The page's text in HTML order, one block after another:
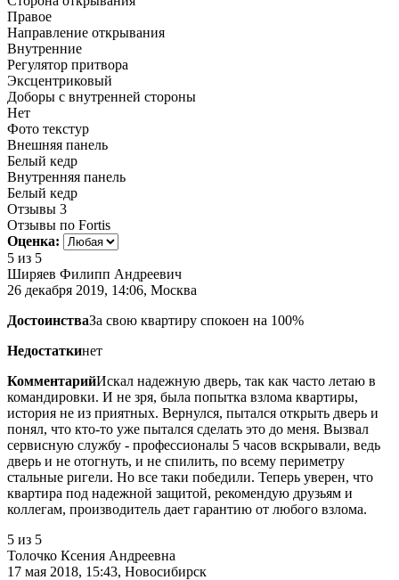
Правое
Направление открывания
Внутренние
Регулятор притвора
Эксцентриковый
Доборы с внутренней стороны
Нет
Фото текстур
Внешняя панель
Белый кедр
Внутренняя панель
Белый кедр
Отзывы 3
Отзывы по Fortis
Оценка:
5 из 5
Ширяев Филипп Андреевич
26 декабря 2019, 14:06, Москва
ДостоинстваЗа свою квартиру спокоен на 100%
Недостаткинет
КомментарийИскал надежную дверь, так как часто летаю в
командировки. И не зря, была попытка взлома квартиры,
история не из приятных. Вернулся, пытался открыть дверь и
понял, что кто-то уже пытался сделать это до меня. Вызвал
сервисную службу - профессионалы 5 часов вскрывали, ведь
дверь и не отогнуть, и не спилить, по всему периметру
стальные ригели. Но все таки победили. Теперь уверен, что
квартира под надежной защитой, рекомендую друзьям и
коллегам, производитель дает гарантию от любого взлома.
5 из 5
Толочко Ксения Андреевна
17 мая 2018, 15:43, Новосибирск